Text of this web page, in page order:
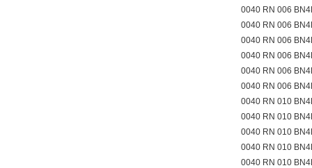
0040 RN 006
0040 RN 006
0040 RN 006
0040 RN 006
0040 RN 006
0040 RN 006
0040 RN 010
0040 RN 010
0040 RN 010
0040 RN 010
0040 RN 010